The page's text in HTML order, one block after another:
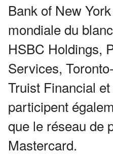
Bank of New
mondiale du
HSBC Holdings,
Services,
Truist Financial
participent
que le réseau de
Mastercard.